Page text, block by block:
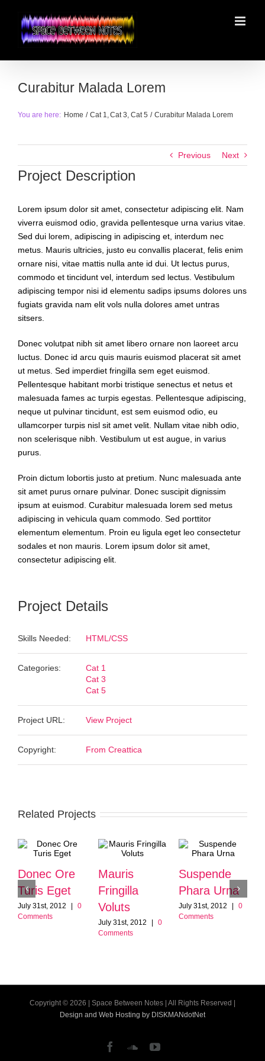
content
Curabitur Malada Lorem
You are here: Home Cat 1 Cat 3 Cat 5 Curabitur Malada Lorem
Previous Next
Project Description
Lorem ipsum dolor sit amet, consectetur adipiscing elit. Nam
viverra euismod odio, gravida pellentesque urna varius vitae.
Sed dui lorem, adipiscing in adipiscing et, interdum nec
metus. Mauris ultricies, justo eu convallis placerat, felis enim
ornare nisi, vitae mattis nulla ante id dui. Ut lectus purus,
commodo et tincidunt vel, interdum sed lectus. Vestibulum
adipiscing tempor nisi id elementu sadips ipsums dolores uns
fugiats gravida nam elit vols nulla dolores amet untras
sitsers.
Donec volutpat nibh sit amet libero ornare non laoreet arcu
luctus. Donec id arcu quis mauris euismod placerat sit amet
ut metus. Sed imperdiet fringilla sem eget euismod.
Pellentesque habitant morbi tristique senectus et netus et
malesuada fames ac turpis egestas. Pellentesque adipiscing,
neque ut pulvinar tincidunt, est sem euismod odio, eu
ullamcorper turpis nisl sit amet velit. Nullam vitae nibh odio,
non scelerisque nibh. Vestibulum ut est augue, in varius
purus.
Proin dictum lobortis justo at pretium. Nunc malesuada ante
sit amet purus ornare pulvinar. Donec suscipit dignissim
ipsum at euismod. Curabitur malesuada lorem sed metus
adipiscing in vehicula quam commodo. Sed porttitor
elementum elementum. Proin eu ligula eget leo consectetur
sodales et non mauris. Lorem ipsum dolor sit amet,
consectetur adipiscing elit.
Project Details
Skills Needed: HTML/CSS
Categories:
Cat 1
Cat 3
Cat 5
Project URL: View Project
Copyright: From Creattica
Related Projects
Donec Ore
Turis Eget
July 31st, 2012 |
0
Comments
Mauris
Fringilla
Voluts
July 31st, 2012 |
0
Comments
Suspende
Phara Urna
July 31st, 2012 |
0
Comments
Copyright © 2026 | Space Between Notes | All Rights Reserved |
Design and Web Hosting by DISKMANdotNet
FacebookSoundCloud
YouTube